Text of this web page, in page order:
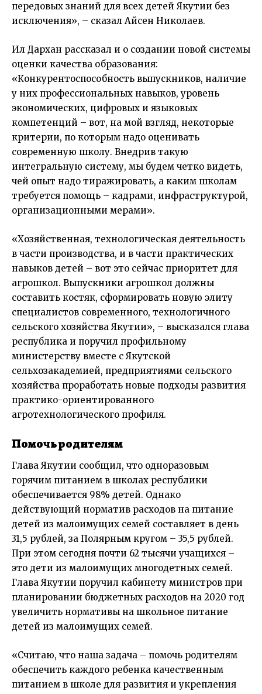
передовых знаний для всех детей Якутии без
исключения», – сказал Айсен Николаев.
Ил Дархан рассказал и о создании новой системы
оценки качества образования:
«Конкурентоспособность выпускников, наличие
у них профессиональных навыков, уровень
экономических, цифровых и языковых
компетенций – вот, на мой взгляд, некоторые
критерии, по которым надо оценивать
современную школу. Внедрив такую
интегральную систему, мы будем четко видеть,
чей опыт надо тиражировать, а каким школам
требуется помощь – кадрами, инфраструктурой,
организационными мерами».
«Хозяйственная, технологическая деятельность
в части производства, и в части практических
навыков детей – вот это сейчас приоритет для
агрошкол. Выпускники агрошкол должны
составить костяк, сформировать новую элиту
специалистов современного, технологичного
сельского хозяйства Якутии», – высказался глава
республика и поручил профильному
министерству вместе с Якутской
сельхозакадемией, предприятиями сельского
хозяйства проработать новые подходы развития
практико-ориентированного
агротехнологического профиля.
Помочь родителям
Глава Якутии сообщил, что одноразовым
горячим питанием в школах республики
обеспечивается 98% детей. Однако
действующий норматив расходов на питание
детей из малоимущих семей составляет в день
31,5 рублей, за Полярным кругом – 35,5 рублей.
При этом сегодня почти 62 тысячи учащихся –
это дети из малоимущих многодетных семей.
Глава Якутии поручил кабинету министров при
планировании бюджетных расходов на 2020 год
увеличить нормативы на школьное питание
детей из малоимущих семей.
«Считаю, что наша задача – помочь родителям
обеспечить каждого ребенка качественным
питанием в школе для развития и укрепления